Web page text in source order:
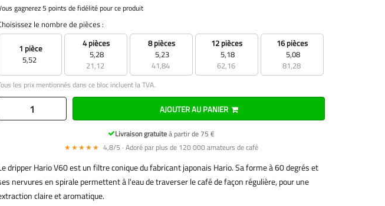
gagnerez 5 points de fidélité pour ce produit
le nombre de pièces :
1 pièce
5,52
4 pièces
5,28
21,12
8 pièces
5,23
41,84
12 pièces
5,18
62,16
16 pièces
5,08
81,28
les prix mentionnés dans ce bloc incluent la TVA.
AJOUTER AU PANIER
Livraison gratuiteà partir de 75 €
★★★★★ 4,8/5 · Adoré par plus de 120 000 amateurs de café
dripper Hario V60 est un filtre conique du fabricant japonais Hario. Sa forme à 60 degrés et
nervures en spirale permettent à l'eau de traverser le café de façon régulière, pour une
claire et aromatique.